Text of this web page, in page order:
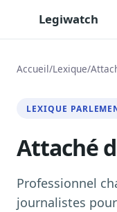
Legiwatch
Posez vos
Transcriptions IA
Toutes les
Synthèses IA
Résumés
Accueil/Lexique/
LEXIQUE
Attaché
Professionnel
journalistes